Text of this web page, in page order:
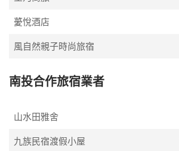
薆悅酒店
風自然親子時尚旅宿
南投合作旅宿業者
山水田雅舍
九族民宿渡假小屋